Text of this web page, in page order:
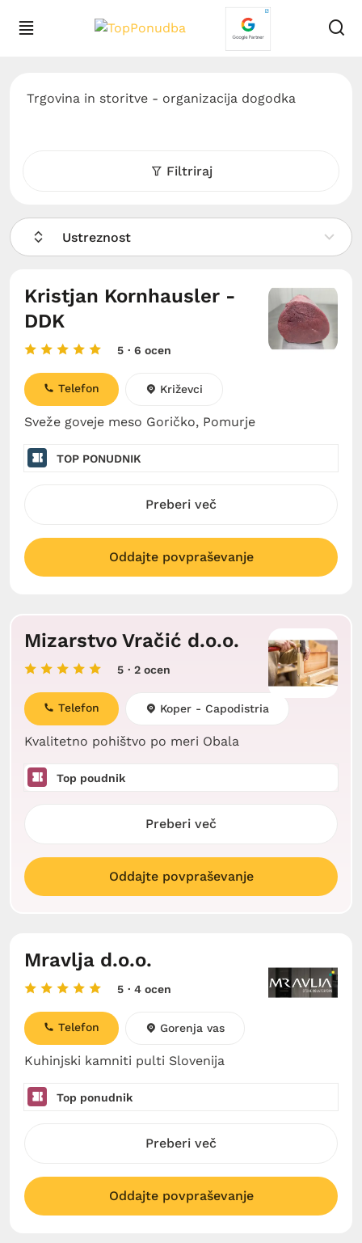
Trgovina in storitve - organizacija dogodka
Filtriraj
Ustreznost
Kristjan Kornhausler -
DDK
5 · 6 ocen
Sveže goveje meso Goričko, Pomurje
Telefon Križevci
TOP PONUDNIK
Preberi več
Oddajte povpraševanje
Mizarstvo Vračić d.o.o.
5 · 2 ocen
Kvalitetno pohištvo po meri Obala
Telefon Koper - Capodistria
Top poudnik
Preberi več
Oddajte povpraševanje
Mravlja d.o.o.
5 · 4 ocen
Kuhinjski kamniti pulti Slovenija
Telefon Gorenja vas
Top ponudnik
Preberi več
Oddajte povpraševanje